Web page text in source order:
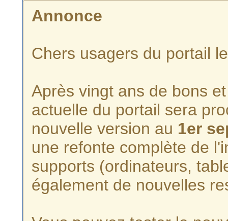
Annonce
Chers usagers du portail
Après vingt ans de bons
actuelle du portail sera
nouvelle version au 1er
une refonte complète de
supports (ordinateurs,
également de nouvelles